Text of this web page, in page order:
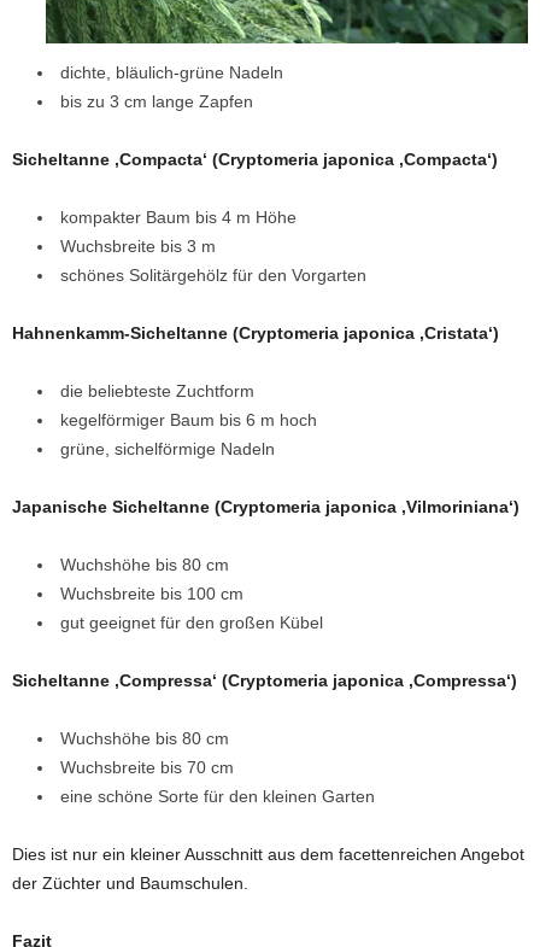
dichte, bläulich-grüne Nadeln
bis zu 3 cm lange Zapfen
Sicheltanne ‚Compacta‘ (Cryptomeria japonica ‚Compacta‘)
kompakter Baum bis 4 m Höhe
Wuchsbreite bis 3 m
schönes Solitärgehölz für den Vorgarten
Hahnenkamm-Sicheltanne (Cryptomeria japonica ‚Cristata‘)
die beliebteste Zuchtform
kegelförmiger Baum bis 6 m hoch
grüne, sichelförmige Nadeln
Japanische Sicheltanne (Cryptomeria japonica ‚Vilmoriniana‘)
Wuchshöhe bis 80 cm
Wuchsbreite bis 100 cm
gut geeignet für den großen Kübel
Sicheltanne ‚Compressa‘ (Cryptomeria japonica ‚Compressa‘)
Wuchshöhe bis 80 cm
Wuchsbreite bis 70 cm
eine schöne Sorte für den kleinen Garten
Dies ist nur ein kleiner Ausschnitt aus dem facettenreichen Angebot
der Züchter und Baumschulen.
Fazit